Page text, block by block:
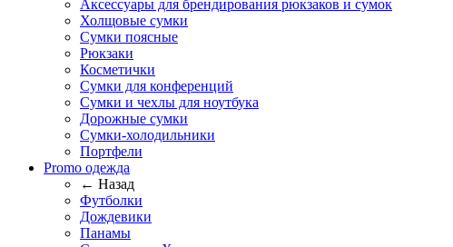
Аксессуары для брендирования рюкзаков и сумок
Холщовые сумки
Сумки поясные
Рюкзаки
Косметички
Сумки для конференций
Сумки и чехлы для ноутбука
Дорожные сумки
Сумки-холодильники
Портфели
Promo одежда
← Назад
Футболки
Дождевики
Панамы